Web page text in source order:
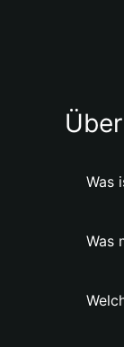
Was
Was